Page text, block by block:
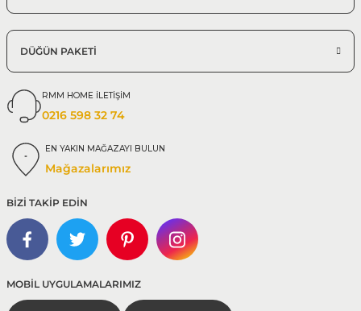
DÜĞÜN PAKETİ
RMM HOME İLETİŞİM
0216 598 32 74
EN YAKIN MAĞAZAYI BULUN
Mağazalarımız
BİZİ TAKİP EDİN
MOBİL UYGULAMALARIMIZ